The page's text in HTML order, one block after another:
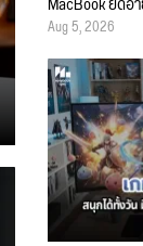
Aug 5, 2026